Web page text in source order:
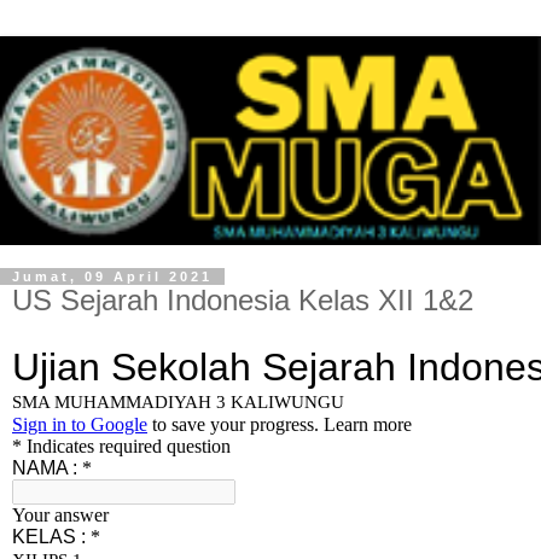
Jumat, 09 April 2021
US Sejarah Indonesia Kelas XII 1&2